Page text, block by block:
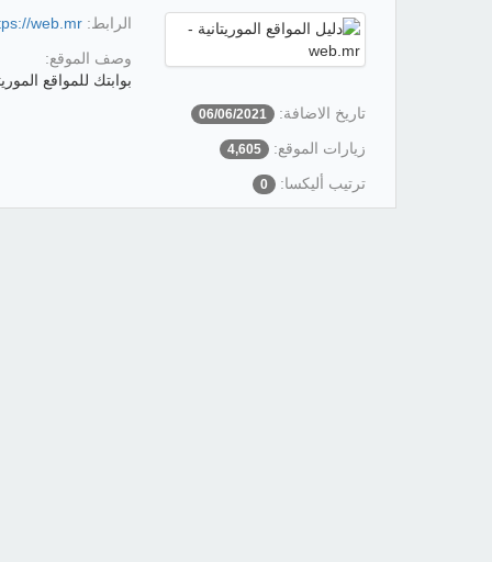
الرابط: web.mr/
وصف الموقع:
بوابتك للمواقع
تاريخ الاضافة:
06/06/2021
زيارات الموقع: 4,605
ترتيب أليكسا: 0